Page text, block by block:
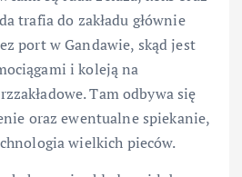
trafia do zakładu głównie
port w Gandawie, skąd jest
i koleją na
Tam odbywa się
oraz ewentualne spiekanie,
wielkich pieców.